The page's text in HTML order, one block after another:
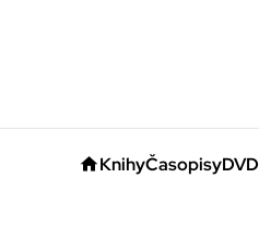
KnihyČasopisyDVD